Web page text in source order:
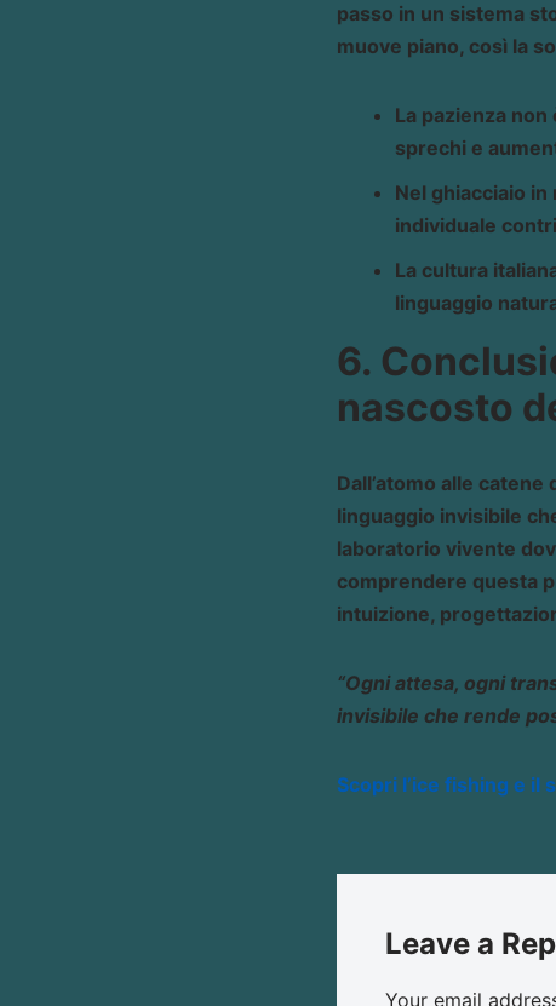
passo in un sistema
muove piano, così la
La pazienza
sprechi e
Nel ghiacciaio
individuale
La cultura
linguaggio
6.
nascosto
Dall’atomo alle
linguaggio invisibile
laboratorio vivente
comprendere questa
intuizione,
“Ogni attesa, ogni
invisibile che rende
Scopri l’ice fishing e il
Leave a
Your email